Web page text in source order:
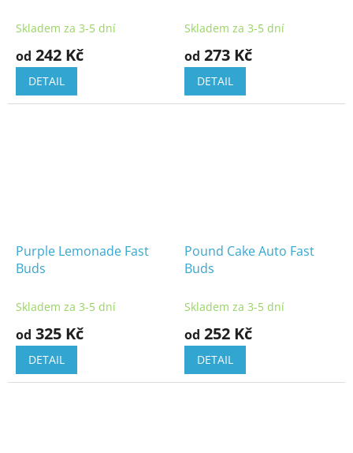
Skladem za 3-5 dní
od 242 Kč
DETAIL
Skladem za 3-5 dní
od 273 Kč
DETAIL
Purple Lemonade Fast
Buds
Skladem za 3-5 dní
od 325 Kč
DETAIL
Pound Cake Auto Fast
Buds
Skladem za 3-5 dní
od 252 Kč
DETAIL